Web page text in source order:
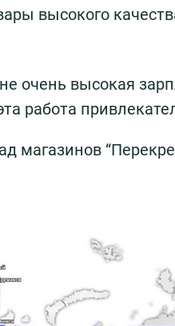
высокого
очень высокая
работа
магазинов